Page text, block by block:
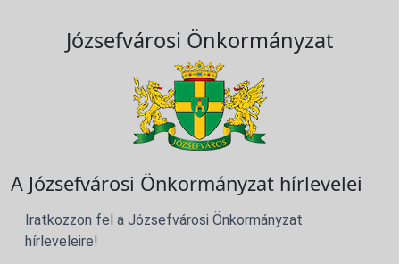
Józsefvárosi Önkormányzat
A Józsefvárosi Önkormányzat hírlevelei
Iratkozzon fel a Józsefvárosi Önkormányzat
hírleveleire!